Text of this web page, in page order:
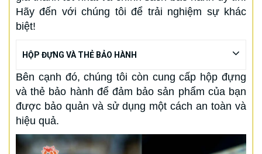
Hãy đến với chúng tôi để trải nghiệm sự khác
biệt!
HỘP ĐỰNG VÀ THẺ BẢO HÀNH
Bên cạnh đó, chúng tôi còn cung cấp hộp đựng
và thẻ bảo hành để đảm bảo sản phẩm của bạn
được bảo quản và sử dụng một cách an toàn và
hiệu quả.